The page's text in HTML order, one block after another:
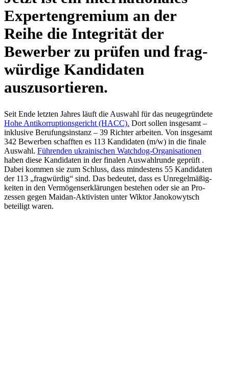
Exper­ten­gre­mium an der
Reihe die Inte­gri­tät der
Bewer­ber zu prüfen und frag­
wür­dige Kan­di­da­ten
auszusortieren.
Seit Ende letzten Jahres läuft die Auswahl für das neu­ge­grün­dete
Hohe Anti­kor­rup­ti­ons­ge­richt (HACC). Dort sollen ins­ge­samt –
inklu­sive Beru­fungs­in­stanz – 39 Richter arbei­ten. Von ins­ge­samt
342 Bewer­ben schaff­ten es 113 Kan­di­da­ten (m/​w) in die finale
Auswahl. Füh­ren­den ukrai­ni­schen Watch­dog-Orga­ni­sa­tio­nen
haben diese Kan­di­da­ten in der finalen Aus­wahl­runde geprüft .
Dabei kommen sie zum Schluss, dass min­des­tens 55 Kan­di­da­ten
der 113 „frag­wür­dig“ sind. Das bedeu­tet, dass es Unre­gel­mä­ßig­
kei­ten in den Ver­mö­gens­er­klä­run­gen bestehen oder sie an Pro­
zes­sen gegen Maidan-Akti­vis­ten unter Wiktor Jano­ko­wytsch
betei­ligt waren.